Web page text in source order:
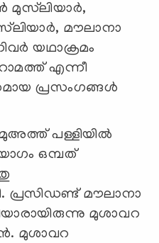
മുസ്‌ലിയാര്‍,
മൗലാനാ
യഥാക്രമം
എന്നീ
പ്രസംഗങ്ങള്‍
പള്ളിയില്‍
ഒമ്പത്
പ്രസിഡണ്ട് മൗലാനാ
മുശാവറ
മുശാവറ